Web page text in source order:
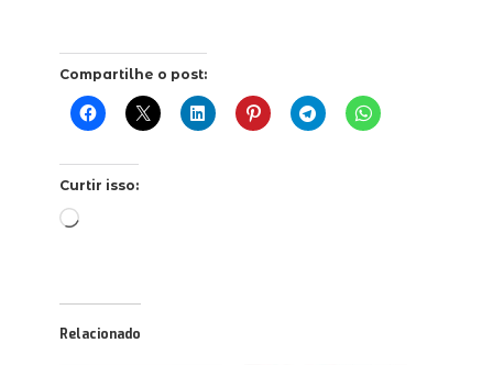
Compartilhe o post:
Curtir isso:
Carregando...
Relacionado